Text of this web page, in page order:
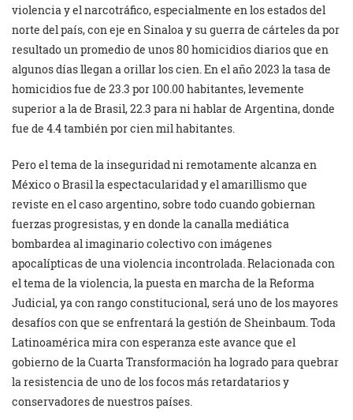
violencia y el narcotráfico, especialmente en los estados del
norte del país, con eje en Sinaloa y su guerra de cárteles da por
resultado un promedio de unos 80 homicidios diarios que en
algunos días llegan a orillar los cien. En el año 2023 la tasa de
homicidios fue de 23.3 por 100.00 habitantes, levemente
superior a la de Brasil, 22.3 para ni hablar de Argentina, donde
fue de 4.4 también por cien mil habitantes.
Pero el tema de la inseguridad ni remotamente alcanza en
México o Brasil la espectacularidad y el amarillismo que
reviste en el caso argentino, sobre todo cuando gobiernan
fuerzas progresistas, y en donde la canalla mediática
bombardea al imaginario colectivo con imágenes
apocalípticas de una violencia incontrolada. Relacionada con
el tema de la violencia, la puesta en marcha de la Reforma
Judicial, ya con rango constitucional, será uno de los mayores
desafíos con que se enfrentará la gestión de Sheinbaum. Toda
Latinoamérica mira con esperanza este avance que el
gobierno de la Cuarta Transformación ha logrado para quebrar
la resistencia de uno de los focos más retardatarios y
conservadores de nuestros países.